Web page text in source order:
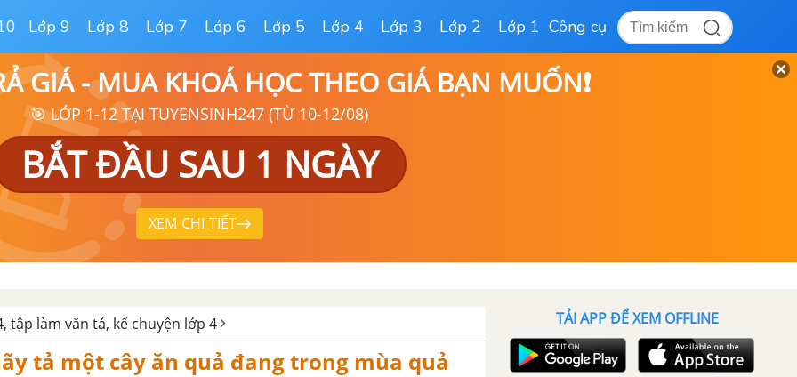
Lớp 9 Lớp 8 Lớp 7 Lớp 6 Lớp 5 Lớp 4 Lớp 3 Lớp 2 Lớp 1 Công cụ
GIÁ - MUA KHOÁ HỌC THEO GIÁ BẠN MUỐN❗
🎯 LỚP 1-12 TẠI TUYENSINH247 (TỪ 10-12/08)
BẮT ĐẦU SAU 1 NGÀY
XEM CHI TIẾT
tập làm văn tả, kể chuyện lớp 4
tả một cây ăn quả đang trong mùa quả
TẢI APP ĐỂ XEM OFFLINE